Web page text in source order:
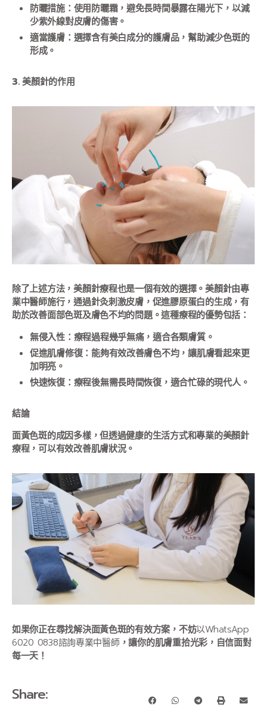
防曬措施：使用防曬霜，避免長時間暴露在陽光下，以減
少紫外線對皮膚的傷害。
適當護膚：選擇含有美白成分的護膚品，幫助減少色斑的
形成。
3. 美顏針的作用
除了上述方法，美顏針療程也是一個有效的選擇。美顏針由專
業中醫師施行，通過針灸刺激皮膚，促進膠原蛋白的生成，有
助於改善面部色斑及膚色不均的問題。這種療程的優勢包括：
無侵入性：療程過程幾乎無痛，適合各類膚質。
促進肌膚修復：能夠有效改善膚色不均，讓肌膚看起來更
加明亮。
快速恢復：療程後無需長時間恢復，適合忙碌的現代人。
結論
面黃色斑的成因多樣，但透過健康的生活方式和專業的美顏針
療程，可以有效改善肌膚狀況。
如果你正在尋找解決面黃色斑的有效方案，不妨以WhatsApp
6020 0838諮詢專業中醫師，讓你的肌膚重拾光彩，自信面對
每一天！
Share: